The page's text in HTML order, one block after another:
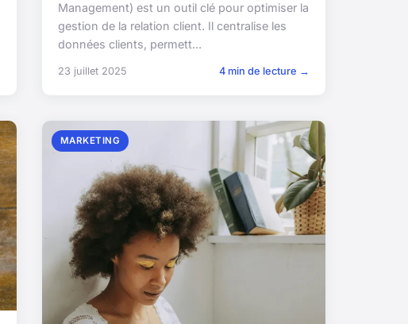
Management) est un outil clé pour optimiser la
gestion de la relation client. Il centralise les
données clients, permett...
23 juillet 2025 4 min de lecture →
MARKETING